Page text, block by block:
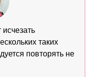
исчезать
таких
повторять не